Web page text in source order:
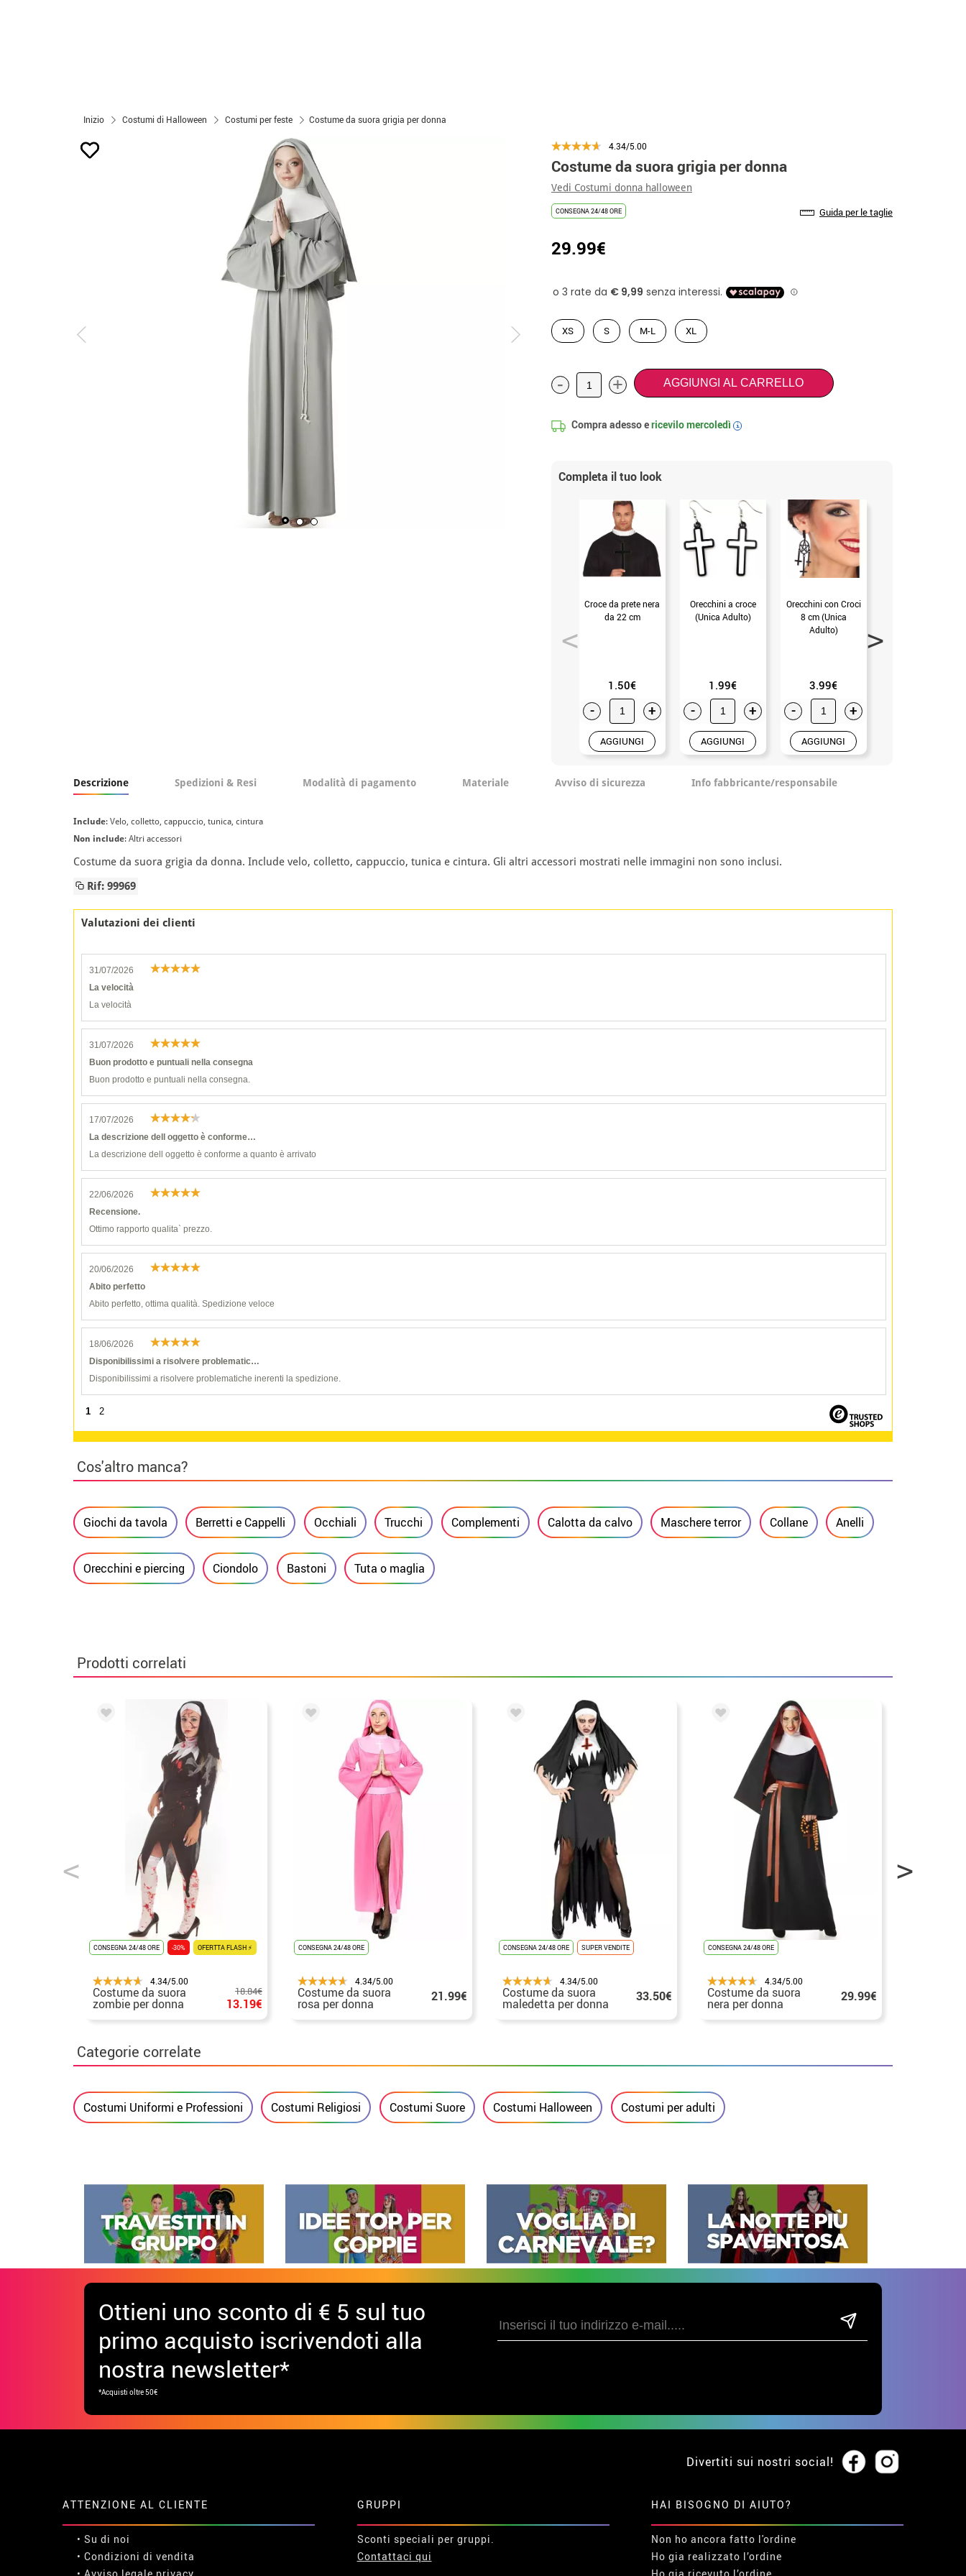
Inizio Costumi di Halloween Costumi per feste Costume da suora grigia per donna
4.34/5.00
Costume da suora grigia per donna
Vedi Costumi donna halloween
CONSEGNA 24/48 ORE Guida per le taglie
29.99€
XS S M-L XL
- + AGGIUNGI AL CARRELLO
Compra adesso ericevilomercoledì i
Completa il tuo look
Croce da prete nera
da 22 cm
1.50€
- +
AGGIUNGI
Orecchini a croce
(Unica Adulto)
1.99€
- +
AGGIUNGI
Orecchini con Croci
8 cm (Unica
Adulto)
3.99€
- +
AGGIUNGI
Descrizione Spedizioni & Resi Modalità di pagamento Materiale Avviso di sicurezza Info fabbricante/responsabile
Include: Velo, colletto, cappuccio, tunica, cintura
Non include: Altri accessori
Costume da suora grigia da donna. Include velo, colletto, cappuccio, tunica e cintura. Gli altri accessori mostrati nelle immagini non sono inclusi.
Rif: 99969
Valutazioni dei clienti
31/07/2026
La velocità
La velocità
31/07/2026
Buon prodotto e puntuali nella consegna
Buon prodotto e puntuali nella consegna.
17/07/2026
La descrizione dell oggetto è conforme…
La descrizione dell oggetto è conforme a quanto è arrivato
22/06/2026
Recensione.
Ottimo rapporto qualita` prezzo.
20/06/2026
Abito perfetto
Abito perfetto, ottima qualità. Spedizione veloce
18/06/2026
Disponibilissimi a risolvere problematic…
Disponibilissimi a risolvere problematiche inerenti la spedizione.
1 2
Cos'altro manca?
Giochi da tavola Berretti e Cappelli Occhiali Trucchi Complementi Calotta da calvo Maschere terror Collane Anelli
Orecchini e piercing Ciondolo Bastoni Tuta o maglia
Prodotti correlati
CONSEGNA 24/48 ORE -30% OFERTTA FLASH ⚡
4.34/5.00
Costume da suora
zombie per donna
18.84€
13.19€
CONSEGNA 24/48 ORE
4.34/5.00
Costume da suora
rosa per donna 21.99€
CONSEGNA 24/48 ORE SUPER VENDITE
4.34/5.00
Costume da suora
maledetta per donna 33.50€
CONSEGNA 24/48 ORE
4.34/5.00
Costume da suora
nera per donna 29.99€
Categorie correlate
Costumi Uniformi e Professioni Costumi Religiosi Costumi Suore Costumi Halloween Costumi per adulti
Ottieni uno sconto di € 5 sul tuo
primo acquisto iscrivendoti alla
nostra newsletter*
*Acquisti oltre 50€
Divertiti sui nostri social!
ATTENZIONE AL CLIENTE
• Su di noi
• Condizioni di vendita
• Avviso legale privacy
GRUPPI
Sconti speciali per gruppi.
Contattaci qui
HAI BISOGNO DI AIUTO?
Non ho ancora fatto l'ordine
Ho gia realizzato l’ordine
Ho gia ricevuto l’ordine